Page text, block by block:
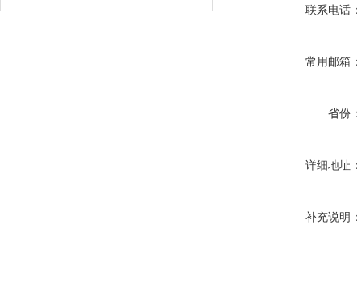
联系电话：
常用邮箱：
省份：
详细地址：
补充说明：